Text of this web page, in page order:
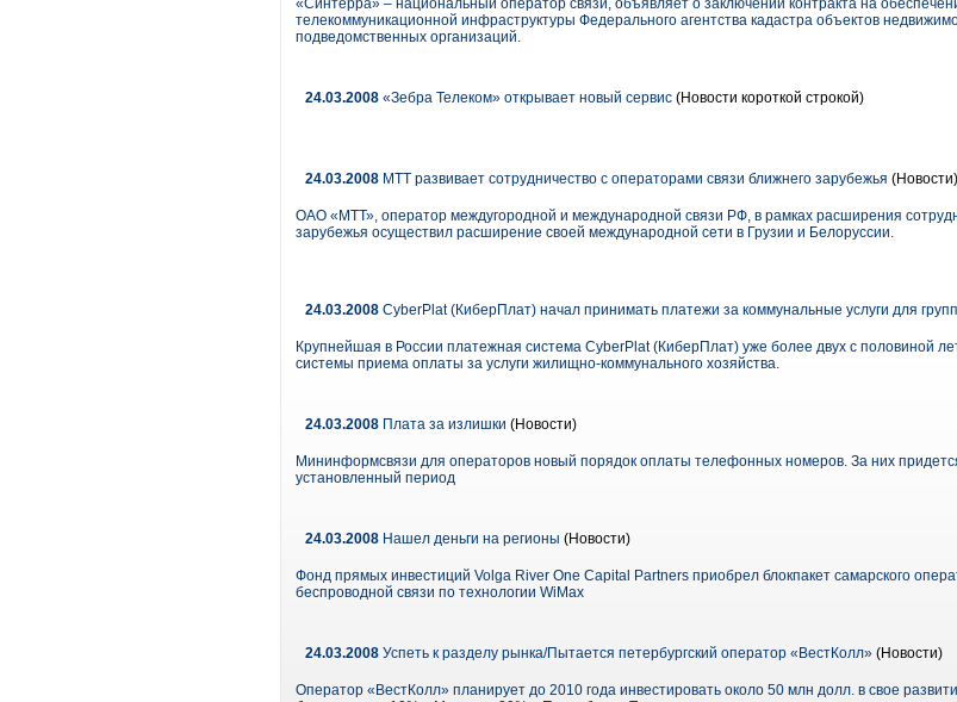
«Синтерра» – национальный оператор связи, объявляет о заключении контракта на
телекоммуникационной инфраструктуры Федерального агентства кадастра объектов
подведомственных организаций.
24.03.2008 «Зебра Телеком» открывает новый сервис (Новости короткой строкой)
24.03.2008 MTT развивает сотрудничество с операторами связи ближнего зарубежья (Новости)
ОАО «МТТ», оператор междугородной и международной связи РФ, в рамках расширения
зарубежья осуществил расширение своей международной сети в Грузии и Белоруссии.
24.03.2008 CyberPlat (КиберПлат) начал принимать платежи за коммунальные услуги для
Крупнейшая в России платежная система CyberPlat (КиберПлат) уже более двух с половиной
системы приема оплаты за услуги жилищно-коммунального хозяйства.
24.03.2008 Плата за излишки (Новости)
Мининформсвязи для операторов новый порядок оплаты телефонных номеров. За них
установленный период
24.03.2008 Нашел деньги на регионы (Новости)
Фонд прямых инвестиций Volga River One Capital Partners приобрел блокпакет самарского
беспроводной связи по технологии WiMax
24.03.2008 Успеть к разделу рынка/Пытается петербургский оператор «ВестКолл» (Новости)
Оператор «ВестКолл» планирует до 2010 года инвестировать около 50 млн долл. в свое